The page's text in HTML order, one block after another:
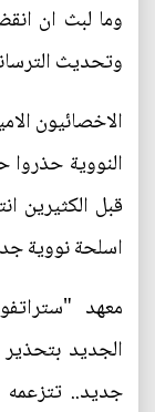
وما لبث ان
وتحديث
الاخصائيون
النووية حذروا
قبل الكثيرين
اسلحة نووية
معهد
الجديد
جديد.. تتزعمه